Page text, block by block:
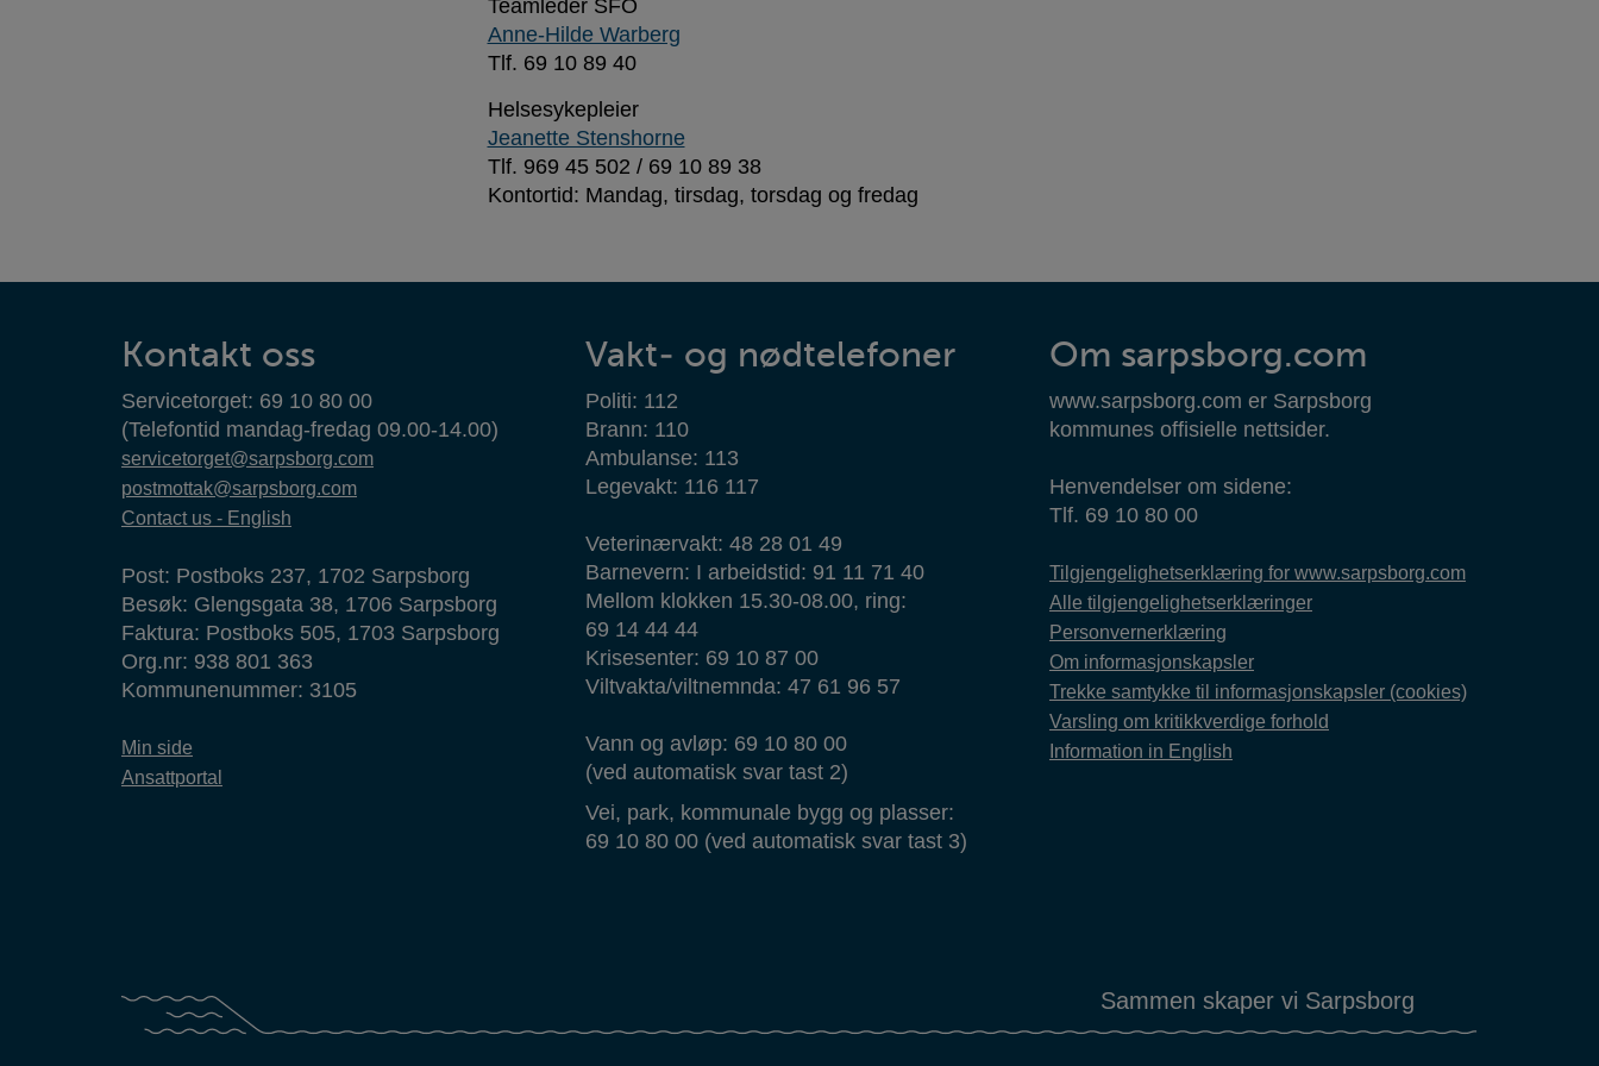
Teamleder SFO
Anne-Hilde Warberg
Tlf. 69 10 89 40
Helsesykepleier
Jeanette Stenshorne
Tlf. 969 45 502 / 69 10 89 38
Kontortid: Mandag, tirsdag, torsdag og fredag
Kontaktinformasjon
Kontakt oss
Servicetorget: 69 10 80 00
(Telefontid mandag-fredag 09.00-14.00)
servicetorget@sarpsborg.com
postmottak@sarpsborg.com
Contact us - English
Post: Postboks 237, 1702 Sarpsborg
Besøk: Glengsgata 38, 1706 Sarpsborg
Faktura: Postboks 505, 1703 Sarpsborg
Org.nr: 938 801 363
Kommunenummer: 3105
Min side
Ansattportal
Vakt- og nødtelefoner
Politi: 112
Brann: 110
Ambulanse: 113
Legevakt: 116 117
Veterinærvakt: 48 28 01 49
Barnevern: I arbeidstid: 91 11 71 40
Mellom klokken 15.30-08.00, ring:
69 14 44 44
Krisesenter: 69 10 87 00
Viltvakta/viltnemnda: 47 61 96 57
Vann og avløp: 69 10 80 00
(ved automatisk svar tast 2)
Vei, park, kommunale bygg og plasser:
69 10 80 00 (ved automatisk svar tast 3)
Om sarpsborg.com
www.sarpsborg.com er Sarpsborg
kommunes offisielle nettsider.
Henvendelser om sidene:
Tlf. 69 10 80 00
Tilgjengelighetserklæring for www.sarpsborg.com
Alle tilgjengelighetserklæringer
Personvernerklæring
Om informasjonskapsler
Trekke samtykke til informasjonskapsler (cookies)
Varsling om kritikkverdige forhold
Information in English
Sammen skaper vi Sarpsborg